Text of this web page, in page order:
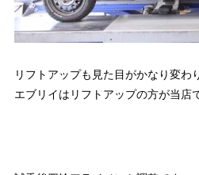
リフトアップも見た目がかなり変わ
エブリイはリフトアップの方が当店